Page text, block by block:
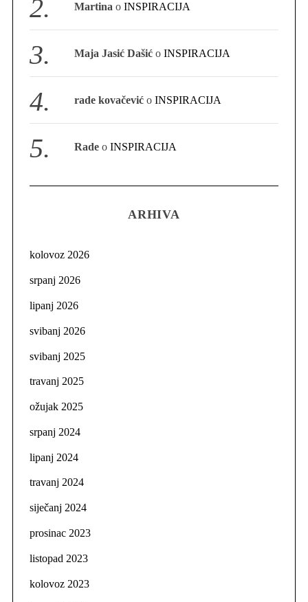
Martina oINSPIRACIJA
Maja Jasić Dašić oINSPIRACIJA
rade kovačević oINSPIRACIJA
Rade oINSPIRACIJA
ARHIVA
kolovoz 2026
srpanj 2026
lipanj 2026
svibanj 2026
svibanj 2025
travanj 2025
ožujak 2025
srpanj 2024
lipanj 2024
travanj 2024
siječanj 2024
prosinac 2023
listopad 2023
kolovoz 2023
h
r